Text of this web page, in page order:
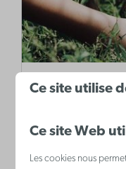
Zoo pour
peuvent entrer
à la ferme. Ils
Ce site utilise
Ce site Web
Les cookies nous